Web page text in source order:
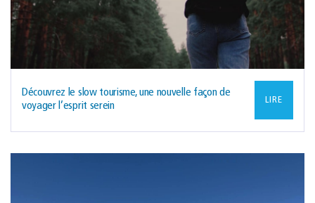
Découvrez le slow tourisme, une nouvelle façon de
voyager l’esprit serein
LIRE